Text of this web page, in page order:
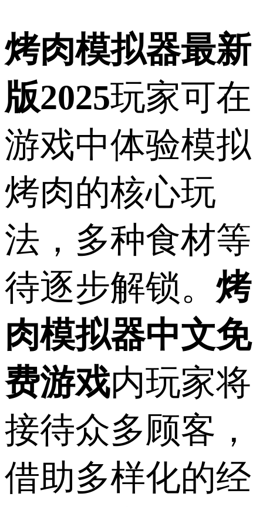
烤肉模拟器最新
版2025玩家可在
游戏中体验模拟
烤肉的核心玩
法，多种食材等
待逐步解锁。 烤
肉模拟器中文免
费游戏内玩家将
接待众多顾客，
借助多样化的经